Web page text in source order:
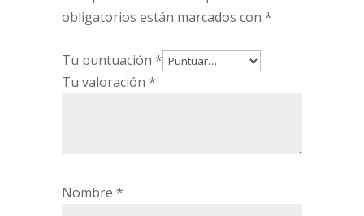
obligatorios están marcados con *
Tu puntuación *
Tu valoración *
Nombre *